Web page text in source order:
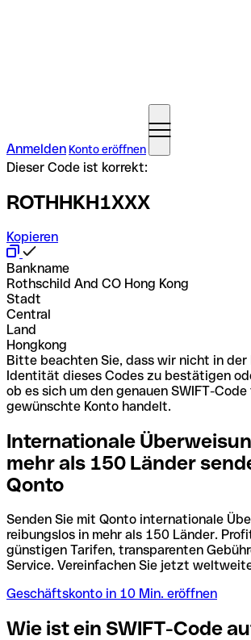
Anmelden Konto eröffnen
Dieser Code ist korrekt:
ROTHHKH1XXX
Kopieren
Bankname
Rothschild And CO Hong Kong
Stadt
Central
Land
Hongkong
Bitte beachten Sie, dass wir nicht in der
Identität dieses Codes zu bestätigen
ob es sich um den genauen SWIFT-
gewünschte Konto handelt.
Internationale
mehr als 150 Länder
Qonto
Senden Sie mit Qonto internationale
reibungslos in mehr als 150 Länder.
günstigen Tarifen, transparenten
Service. Vereinfachen Sie jetzt
Geschäftskonto in 10 Min. eröffnen
Wie ist ein SWIFT-Code